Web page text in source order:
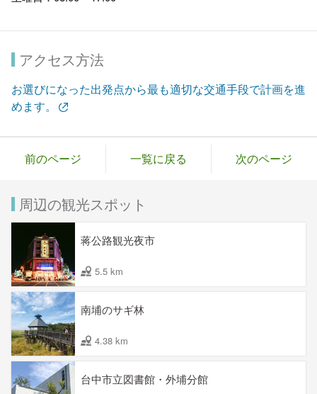
アクセス方法
お選びになった出発点から最も適切な交通手段で計画を進
めます。
前のページ 一覧に戻る 次のページ
周辺の観光スポット
蒋公路観光夜市
5.5 km
南埔のサギ林
4.38 km
台中市立図書館・外埔分館